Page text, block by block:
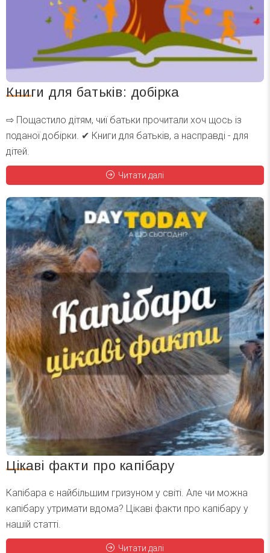
Книги для батьків: добірка
⇨ Пощастило дітям, чиї батьки прочитали хоч щось із
поданої добірки. ✔ Книги для батьків, а насправді - для
дітей.
Читати далі
Цікаві факти про капібару
Капібара є найбільшим гризуном у світі. Але чи можна
капібару утримати вдома? Цікаві факти про капібару у
нашій статті.
Читати далі